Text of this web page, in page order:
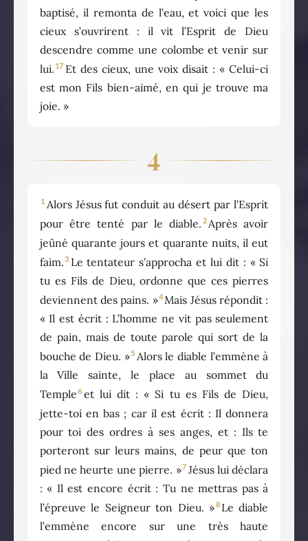
baptisé, il remonta de l’eau, et voici que les
cieux s’ouvrirent : il vit l’Esprit de Dieu
descendre comme une colombe et venir sur
lui. 17 Et des cieux, une voix disait : « Celui-ci
est mon Fils bien-aimé, en qui je trouve ma
joie. »
4
1 Alors Jésus fut conduit au désert par l’Esprit
pour être tenté par le diable. 2Après avoir
jeûné quarante jours et quarante nuits, il eut
faim.3 Le tentateur s’approcha et lui dit : « Si
tu es Fils de Dieu, ordonne que ces pierres
deviennent des pains. »4Mais Jésus répondit :
« Il est écrit : L’homme ne vit pas seulement
de pain, mais de toute parole qui sort de la
bouche de Dieu. »5 Alors le diable l’emmène à
la Ville sainte, le place au sommet du
Temple6 et lui dit : « Si tu es Fils de Dieu,
jette-toi en bas ; car il est écrit : Il donnera
pour toi des ordres à ses anges, et : Ils te
porteront sur leurs mains, de peur que ton
pied ne heurte une pierre. »7 Jésus lui déclara
: « Il est encore écrit : Tu ne mettras pas à
l’épreuve le Seigneur ton Dieu. »8 Le diable
l’emmène encore sur une très haute